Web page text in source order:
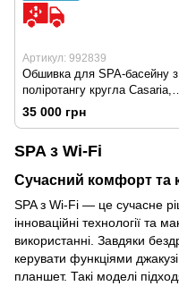
Артикул: 992839
Обшивка для SPA-басейну з
поліротангу кругла Casaria,
чорна, Ø206 см
35 000 грн
SPA з Wi-Fi
Сучасний комфорт та
SPA з Wi-Fi — це сучасне
інноваційні технології та
використанні. Завдяки
керувати функціями
планшет. Такі моделі